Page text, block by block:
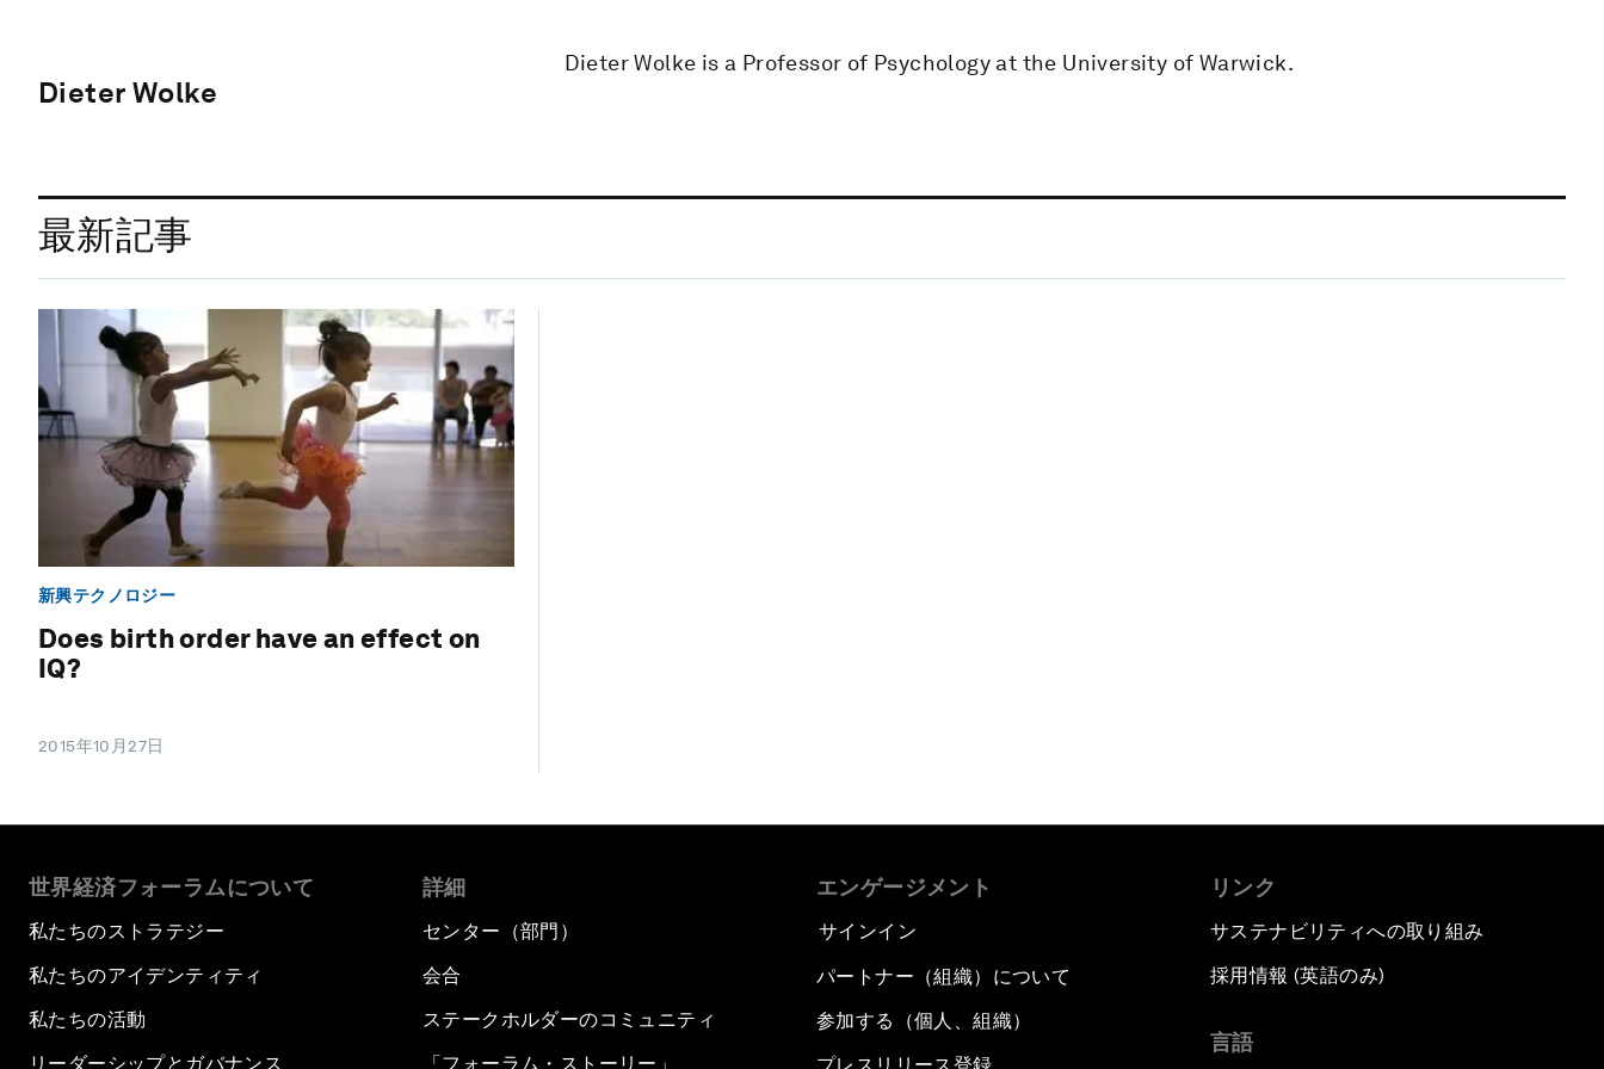
Dieter Wolke
Dieter Wolke is a Professor of Psychology at the University of Warwick.
最新記事
新興テクノロジー
Does birth order have an effect on
IQ?
2015年10月27日
世界経済フォーラムについて
私たちのストラテジー
私たちのアイデンティティ
私たちの活動
リーダーシップとガバナンス
詳細
センター（部門）
会合
ステークホルダーのコミュニティ
「フォーラム・ストーリー」
エンゲージメント
サインイン
パートナー（組織）について
参加する（個人、組織）
リンク
サステナビリティへの取り組み
採用情報 (英語のみ)
言語